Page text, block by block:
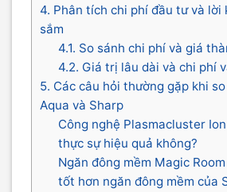
4. Phân tích chi phí đầu tư và lời
sắm
4.1. So sánh chi phí và giá
4.2. Giá trị lâu dài và chi phí
5. Các câu hỏi thường gặp khi
Aqua và Sharp
Công nghệ Plasmacluster
thực sự hiệu quả không?
Ngăn đông mềm Magic
tốt hơn ngăn đông mềm của